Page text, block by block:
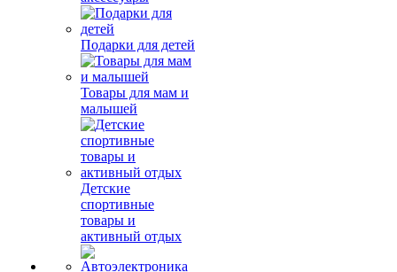
Подарки для детей
Товары для мам и
малышей
Детские
спортивные
товары и
активный отдых